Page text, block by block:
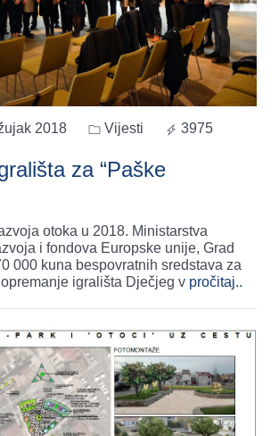
2018 Vijesti 3975
za “Paške
otoka u 2018. Ministarstva
i fondova Europske unije, Grad
000 kuna bespovratnih sredstava za
igrališta Dječjeg v pročitaj..